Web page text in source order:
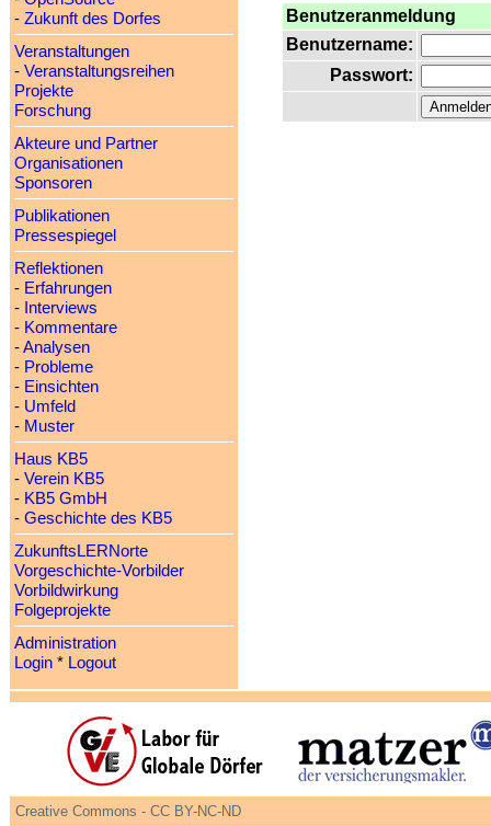
- Zukunft des Dorfes
Veranstaltungen
- Veranstaltungsreihen
Projekte
Forschung
Akteure und Partner
Organisationen
Sponsoren
Publikationen
Pressespiegel
Reflektionen
- Erfahrungen
- Interviews
- Kommentare
-Analysen
- Probleme
- Einsichten
- Umfeld
- Muster
Haus KB5
- Verein KB5
- KB5 GmbH
- Geschichte des KB5
ZukunftsLERNorte
Vorgeschichte-Vorbilder
Vorbildwirkung
Folgeprojekte
Administration
Login* Logout
Benutzeranmeldung
Benutzername:
Passwort:
Creative Commons - CC BY-NC-ND